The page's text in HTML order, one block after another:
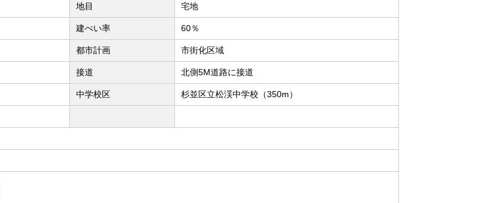
地目 宅地
建ぺい率 60％
都市計画 市街化区域
接道 北側5M道路に接道
中学校区 杉並区立松渓中学校（350m）